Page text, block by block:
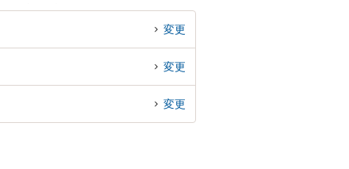
の実績豊富な近くの弁護士を検索したい』
す。
変更
変更
変更